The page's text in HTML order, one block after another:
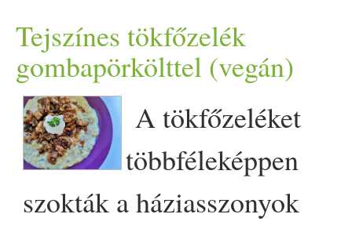
csicseriborsókrémnek,
amelyben a tahinit, vagyis a
szezámkrémet krémes
mogyoróvaj váltja fel. Ha
mestere vagy a hagyományos
Tejszínes tökfőzelék
gombapörkölttel (vegán)
A tökfőzeléket
többféleképpen
szokták a háziasszonyok